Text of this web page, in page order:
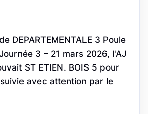
DEPARTEMENTALE 3 Poule
3 – 21 mars 2026, l'AJ
ST ETIEN. BOIS 5 pour
avec attention par le